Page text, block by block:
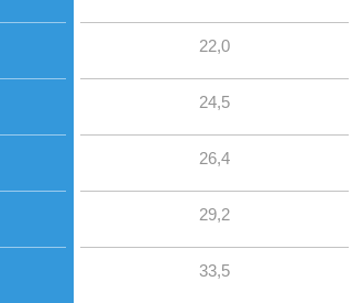
22,0
24,5
26,4
29,2
33,5